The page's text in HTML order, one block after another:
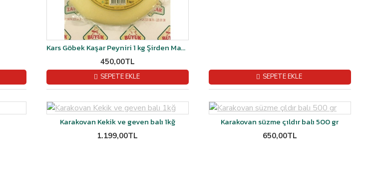
Kars Göbek Kaşar Peyniri 1 kg Şirden Mayalı
450,00TL
SEPETE EKLE SEPETE EKLE
Karakovan Kekik ve geven balı 1kğ
1.199,00TL
Karakovan süzme çıldır balı 500 gr
650,00TL